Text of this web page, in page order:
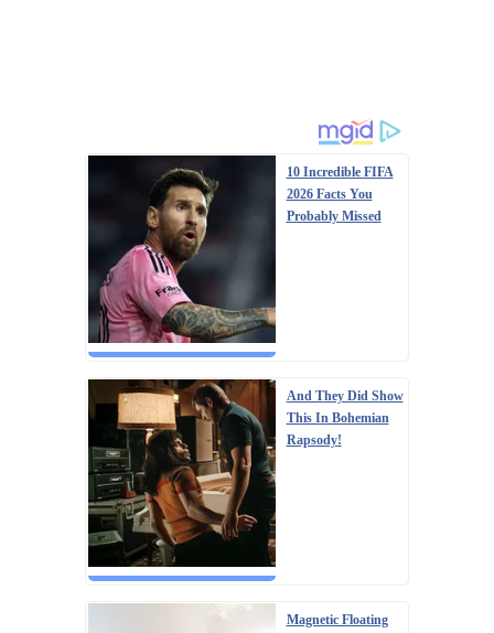
10 Incredible FIFA
2026 Facts You
Probably Missed
And They Did Show
This In Bohemian
Rapsody!
Magnetic Floating